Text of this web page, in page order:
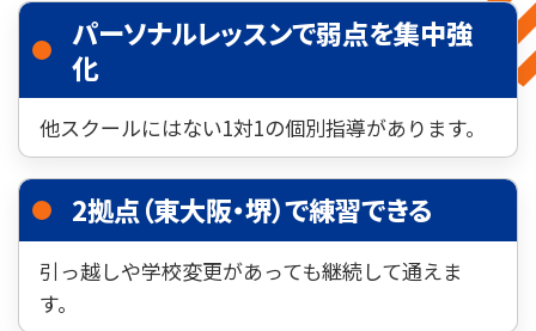
パーソナルレッスンで弱点を集中強
化
他スクールにはない1対1の個別指導があります。
2拠点（東大阪・堺）で練習できる
引っ越しや学校変更があっても継続して通えま
す。